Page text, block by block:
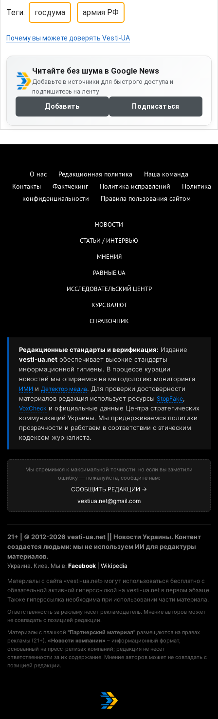
Теги: госдума армия РФ
Почему вы можете доверять Vesti-UA
Читайте без шума в Google News
Добавьте в источники для быстрого доступа и
подпишитесь на ленту
Добавить Подписаться
О нас Редакционная политика
Наша команда
Контакты
Фактчекинг Политика исправлений
Политика
конфиденциальности
Правила пользования сайтом
НОВОСТИ
СТАТЬИ / ИНТЕРВЬЮ
МНЕНИЯ
РАВНЫЕ.UA
ИССЛЕДОВАТЕЛЬСКИЙ ЦЕНТР
КУРС ВАЛЮТ
СПРАВОЧНИК
Редакционные стандарты и верификация: Издание
vesti-ua.net обеспечивает высокие стандарты
информационной гигиены. В процессе курации
новостей мы опираемся на методологию мониторинга
ИМИ и Детектор медиа. Для проверки достоверности
материалов редакция использует ресурсы StopFake,
VoxCheck и официальные данные Центра стратегических
коммуникаций Украины. Мы придерживаемся политики
прозрачности и работаем в соответствии с этическим
кодексом журналиста.
Мы стремимся к максимальной точности, но если вы заметили
ошибку — пожалуйста, сообщите нам:
СООБЩИТЬ РЕДАКЦИИ →
vestiua.net@gmail.com
21+ | © 2012-2026 vesti-ua.net || Новости Украины. Контент
создается людьми: мы не используем ИИ для редактуры
материалов.
Украина. Киев. Мы в: Facebook Wikipedia
Материалы с сайта «vesti-ua.net» могут использоваться бесплатно с
обязательной активной гиперссылкой на vesti-ua.net в первом абзаце.
Также гиперссылка необходима при использовании части материала.
Ответственность за рекламу несет рекламодатель. Мнение авторов может
не совпадать с позицией редакции.
Материалы с плашкой "Партнерский материал" размещаются на правах
рекламы (21+). «Новости компании» – информационный формат,
основанный на пресс-релизах компаний; редакция не несет
ответственности за их содержание. Мнение авторов может не совпадать с
позицией редакции.